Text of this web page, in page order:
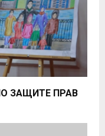
ЗАЩИТЕ ПРАВ